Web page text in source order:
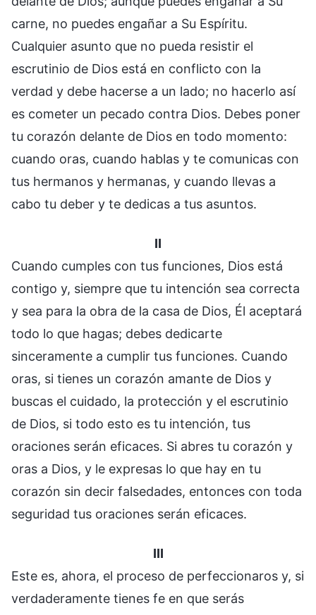
carne, no puedes engañar a Su Espíritu.
Cualquier asunto que no pueda resistir el
escrutinio de Dios está en conflicto con la
verdad y debe hacerse a un lado; no hacerlo así
es cometer un pecado contra Dios. Debes poner
tu corazón delante de Dios en todo momento:
cuando oras, cuando hablas y te comunicas con
tus hermanos y hermanas, y cuando llevas a
cabo tu deber y te dedicas a tus asuntos.
II
Cuando cumples con tus funciones, Dios está
contigo y, siempre que tu intención sea correcta
y sea para la obra de la casa de Dios, Él aceptará
todo lo que hagas; debes dedicarte
sinceramente a cumplir tus funciones. Cuando
oras, si tienes un corazón amante de Dios y
buscas el cuidado, la protección y el escrutinio
de Dios, si todo esto es tu intención, tus
oraciones serán eficaces. Si abres tu corazón y
oras a Dios, y le expresas lo que hay en tu
corazón sin decir falsedades, entonces con toda
seguridad tus oraciones serán eficaces.
III
Este es, ahora, el proceso de perfeccionaros y, si
verdaderamente tienes fe en que serás